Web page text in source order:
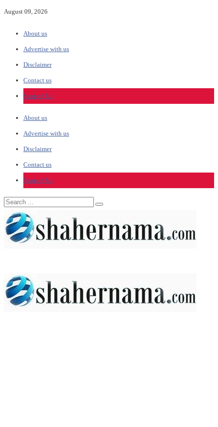
August 09, 2026
About us
Advertise with us
Disclaimer
Contact us
Support Us
About us
Advertise with us
Disclaimer
Contact us
Support Us